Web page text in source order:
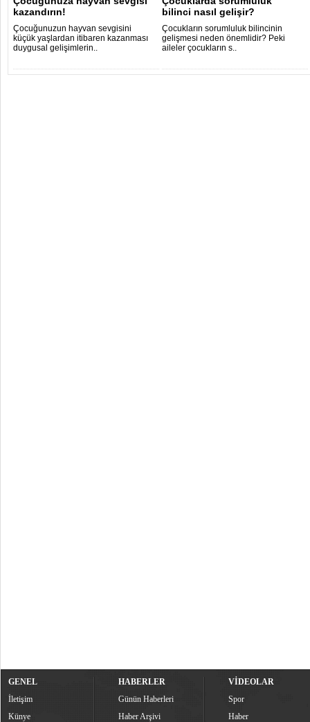
kazandırın!
Çocuğunuzun hayvan sevgisini
küçük yaşlardan itibaren kazanması
duygusal gelişimlerin..
bilinci nasıl gelişir?
Çocukların sorumluluk bilincinin
gelişmesi neden önemlidir? Peki
aileler çocukların s..
GENEL
İletişim
Künye
HABERLER
Günün Haberleri
Haber Arşivi
VİDEOLAR
Spor
Haber